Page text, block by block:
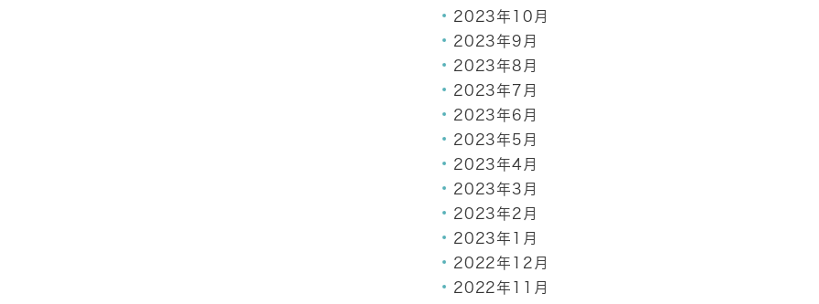
2023年10月
2023年9月
2023年8月
2023年7月
2023年6月
2023年5月
2023年4月
2023年3月
2023年2月
2023年1月
2022年12月
2022年11月